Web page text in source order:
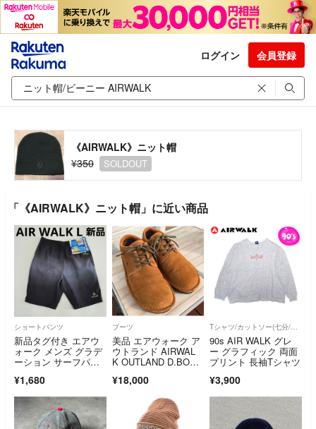
ログイン 会員登録
《AIRWALK》ニット帽
¥350
SOLDOUT
「《AIRWALK》ニット帽」に近い商品
ショートパンツ
新品タグ付き エアウ
ォーク メンズ グラデ
ーション サーフパン
ク ハーフパンツ
¥1,680
ブーツ
美品 エアウォーク ア
ウトランド AIRWAL
K OUTLAND D.BOOT
ブ BOON FTR
¥18,000
Tシャツ/カットソー(七分/長袖)
90s AIR WALK グレ
ー グラフィック 両面
プリント 長袖Tシャツ
¥3,900